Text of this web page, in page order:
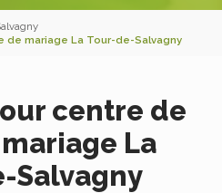
de mariage La Tour-de-Salvagny
centre de
La
Salvagny